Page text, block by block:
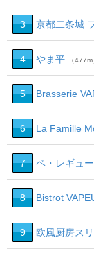
3 京都二条城
4 やま平 （477m
5 Brasserie
6 La Famille
7 ベ・レギュ
8 Bistrot
9 欧風厨房ス